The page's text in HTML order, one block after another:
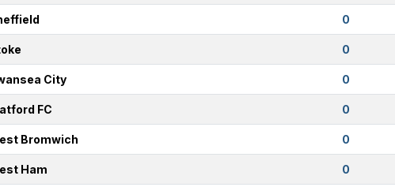
0
0
City 0
FC 0
Bromwich 0
Ham 0